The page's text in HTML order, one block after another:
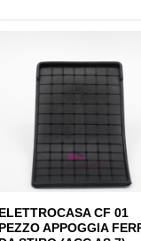
ELETTROCASA CF 01
PEZZO APPOGGIA